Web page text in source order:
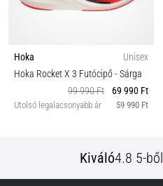
Hoka
Unisex
Hoka Rocket X 3 Futócipő- Sárga
99 990 Ft
69 990 Ft
Utolsó legalacsonyabb ár 59 990 Ft
Kiváló4.8 5-ből